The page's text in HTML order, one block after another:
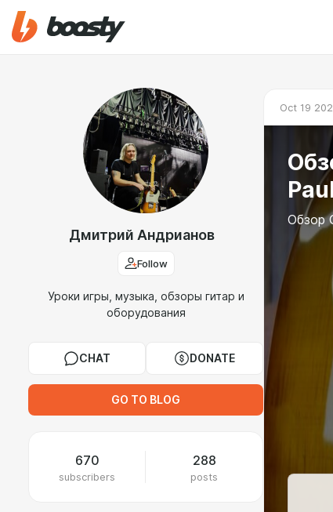
Дмитрий Андрианов
Follow
Уроки игры, музыка, обзоры гитар и
оборудования
CHAT DONATE
GO TO BLOG
670
subscribers
288
posts
Oct 19
Обзор